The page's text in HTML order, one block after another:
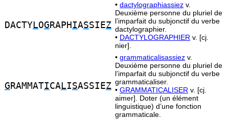
DACTYLOG RAPH IASSIEZ
• dactylographiassiez v.
Deuxième personne du pluriel de
l’imparfait du subjonctif du verbe
dactylographier.
• DACTYLOGRAPHIER v. [cj.
nier].
G RAMMATICALISASSIEZ
• grammaticalisassiez v.
Deuxième personne du pluriel de
l’imparfait du subjonctif du verbe
grammaticaliser.
• GRAMMATICALISER v. [cj.
aimer]. Doter (un élément
linguistique) d’une fonction
grammaticale.